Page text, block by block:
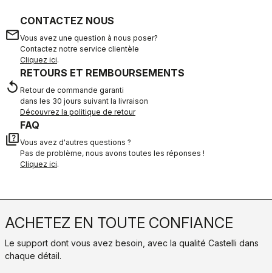
email
CONTACTEZ NOUS
Vous avez une question à nous poser?
Contactez notre service clientèle
Cliquez ici.
replay
RETOURS ET REMBOURSEMENTS
Retour de commande garanti
dans les 30 jours suivant la livraison
Découvrez la politique de retour
quiz
FAQ
Vous avez d'autres questions ?
Pas de problème, nous avons toutes les réponses !
Cliquez ici.
ACHETEZ EN TOUTE CONFIANCE
Le support dont vous avez besoin, avec la qualité Castelli dans
chaque détail.